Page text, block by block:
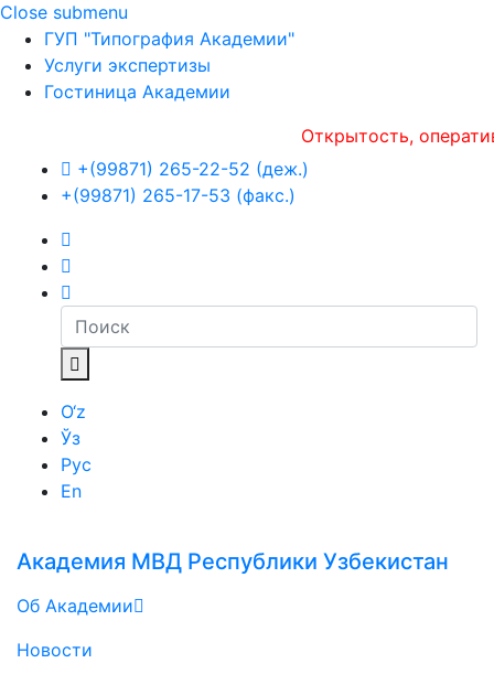
Close submenu
ГУП "Типография Академии"
Услуги экспертизы
Гостиница Академии
Открытость,
+(99871) 265-22-52 (деж.)
+(99871) 265-17-53 (факс.)
O‘z
Ўз
Рус
En
Академия МВД Республики Узбекистан
Об Академии
Новости